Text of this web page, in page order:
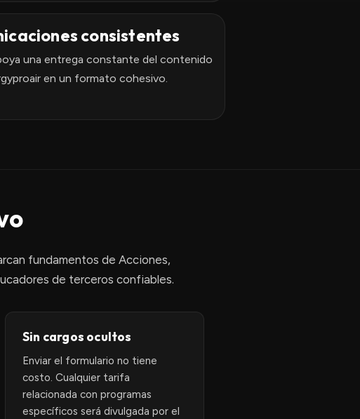
consistentes
una entrega constante del contenido
en un formato cohesivo.
fundamentos de Acciones,
de terceros confiables.
Sin cargos ocultos
Enviar el formulario no tiene
costo. Cualquier tarifa
relacionada con programas
específicos será divulgada por el